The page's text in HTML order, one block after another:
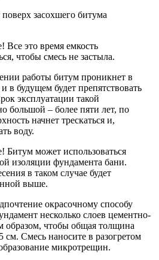
засохшего битума
Все это время емкость
чтобы смесь не застыла.
работы битум проникнет в
в будущем будет препятствовать
эксплуатации такой
большой – более пяти лет, по
начнет трескаться и,
воду.
Битум может использоваться
изоляции фундамента бани.
в таком случае будет
выше.
окрасочному способу
несколько слоев цементно-
образом, чтобы общая толщина
см. Смесь наносите в разогретом
микротрещин.